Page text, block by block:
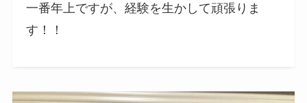
一番年上ですが、経験を生かして頑張りま
す！！